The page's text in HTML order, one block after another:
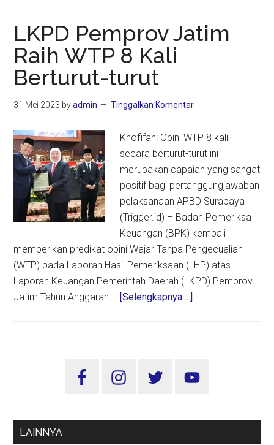
LKPD Pemprov Jatim
Raih WTP 8 Kali
Berturut-turut
31 Mei 2023 byadmin Tinggalkan Komentar
Khofifah: Opini WTP 8 kali
secara berturut-turut ini
merupakan capaian yang sangat
positif bagi pertanggungjawaban
pelaksanaan APBD Surabaya
(Trigger.id) – Badan Pemeriksa
Keuangan (BPK) kembali
memberikan predikat opini Wajar Tanpa Pengecualian
(WTP) pada Laporan Hasil Pemeriksaan (LHP) atas
Laporan Keuangan Pemerintah Daerah (LKPD) Pemprov
Jatim Tahun Anggaran … [Selengkapnya ...]
WTP
Berturut-
Sidebar
LAINNYA